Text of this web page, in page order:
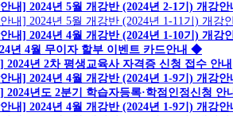
내] 2024년 5월 개강반 (2024년 2-1기) 개강안
내] 2024년 5월 개강반 (2024년 1-11기) 개강
내] 2024년 4월 개강반 (2024년 1-10기) 개강
년 4월 무이자 할부 이벤트 카드안내 ◆
2024년 2차 평생교육사 자격증 신청 접수 안내
내] 2024년 4월 개강반 (2024년 1-9기) 개강안
2024년도 2분기 학습자등록·학점인정신청 안
내] 2024년 4월 개강반 (2024년 1-9기) 개강안